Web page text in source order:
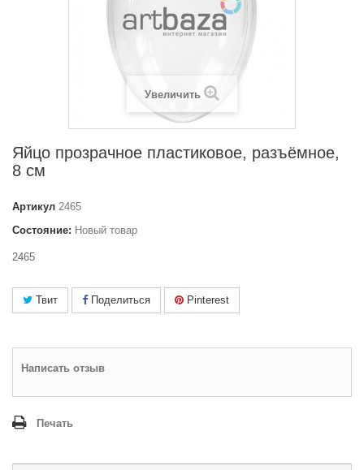
Увеличить
Яйцо прозрачное пластиковое, разъёмное,
8 см
Артикул 2465
Состояние: Новый товар
2465
Твит Поделиться Pinterest
Написать отзыв
Печать